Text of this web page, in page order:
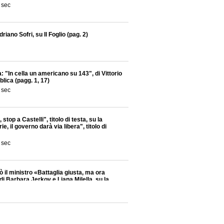
Sofri, su Il Foglio (pag. 2)
"In cella un americano su 143", di Vittorio
(pagg. 1, 17)
stop a Castelli", titolo di testa, su la
il governo darà via libera", titolo di
il ministro «Battaglia giusta, ma ora
Barbara Jerkov e Liana Milella, su la